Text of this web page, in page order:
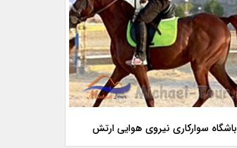
باشگاه سوارکاری نیروی هوایی ارتش